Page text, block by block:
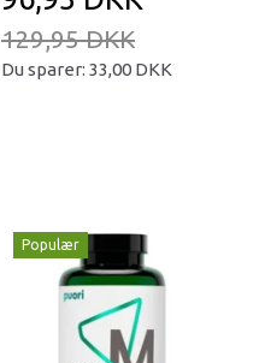
129,95 DKK
Du sparer: 33,00 DKK
Populær